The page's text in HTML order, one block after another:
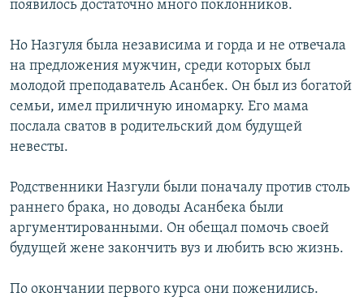
появилось достаточно много поклонников.
Но Назгуля была независима и горда и не отвечала
на предложения мужчин, среди которых был
молодой преподаватель Асанбек. Он был из богатой
семьи, имел приличную иномарку. Его мама
послала сватов в родительский дом будущей
невесты.
Родственники Назгули были поначалу против столь
раннего брака, но доводы Асанбека были
аргументированными. Он обещал помочь своей
будущей жене закончить вуз и любить всю жизнь.
По окончании первого курса они поженились.